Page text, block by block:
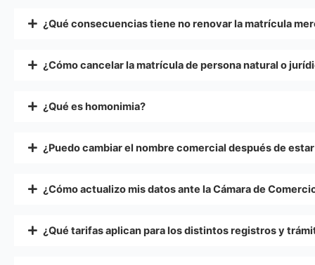
¿Qué consecuencias tiene no renovar la matrícula
¿Cómo cancelar la matrícula de persona natural o
¿Qué es homonimia?
¿Puedo cambiar el nombre comercial después de
¿Cómo actualizo mis datos ante la Cámara de
¿Qué tarifas aplican para los distintos registros y